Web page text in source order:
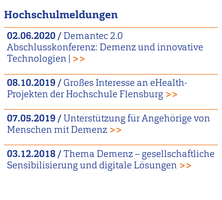
Hochschulmeldungen
02.06.2020/ Demantec 2.0
Abschlusskonferenz: Demenz und innovative
Technologien | >>
08.10.2019/ Großes Interesse an eHealth-
Projekten der Hochschule Flensburg >>
07.05.2019/ Unterstützung für Angehörige von
Menschen mit Demenz >>
03.12.2018/Thema Demenz – gesellschaftliche
Sensibilisierung und digitale Lösungen >>